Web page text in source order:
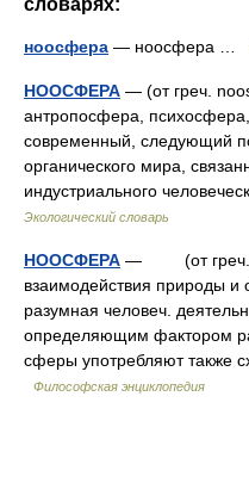
словарях:
ноосфера — ноосфера …
НООСФЕРА — (от греч.
антропосфера,
современный, следующий
органического мира,
индустриального
Экологический словарь
НООСФЕРА — (от греч.
взаимодействия природы и
разумная человеч.
определяющим фактором
сферы употребляют также
Философская энциклопедия